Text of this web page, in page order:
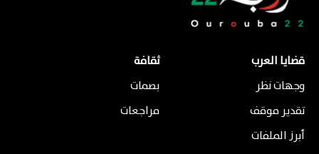
قضايا العرب
وجهات نظر
تقدير موقف
أبرز الملفات
ثقافة
بصمات
مراجعات